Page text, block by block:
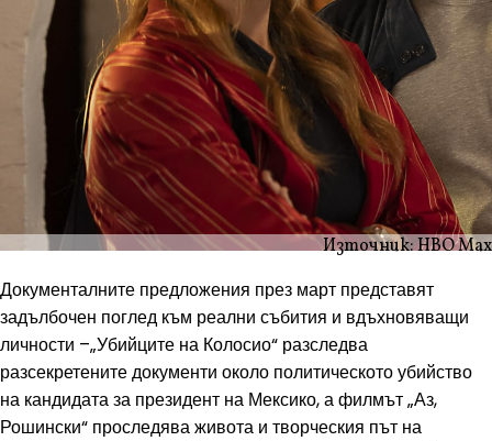
Източник: HBO Max
Документалните предложения през март представят
задълбочен поглед към реални събития и вдъхновяващи
личности –„Убийците на Колосио“ разследва
разсекретените документи около политическото убийство
на кандидата за президент на Мексико, а филмът „Аз,
Рошински“ проследява живота и творческия път на